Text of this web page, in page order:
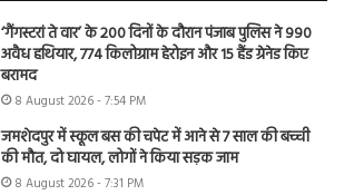
‘गैंगस्टरां ते वार’ के 200 दिनों के दौरान पंजाब पुलिस ने 990
अवैध हथियार, 774 किलोग्राम हेरोइन और 15 हैंड ग्रेनेड किए
बरामद
8 August 2026 - 7:54 PM
जमशेदपुर में स्कूल बस की चपेट में आने से 7 साल की बच्ची
की मौत, दो घायल, लोगों ने किया सड़क जाम
8 August 2026 - 7:31 PM